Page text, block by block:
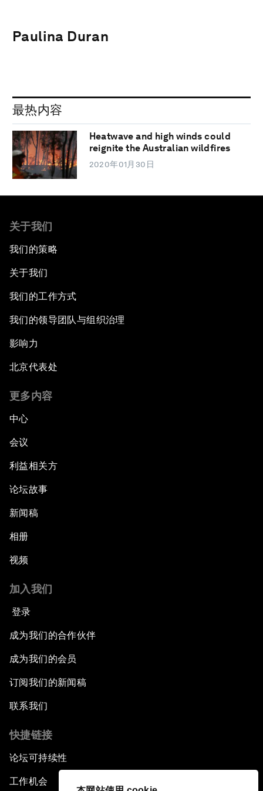
Paulina Duran
最热内容
Heatwave and high winds could
reignite the Australian wildfires
2020年01月30日
关于我们
我们的策略
关于我们
我们的工作方式
我们的领导团队与组织治理
影响力
北京代表处
更多内容
中心
会议
利益相关方
论坛故事
新闻稿
相册
视频
加入我们
登录
成为我们的合作伙伴
成为我们的会员
订阅我们的新闻稿
联系我们
快捷链接
论坛可持续性
工作机会